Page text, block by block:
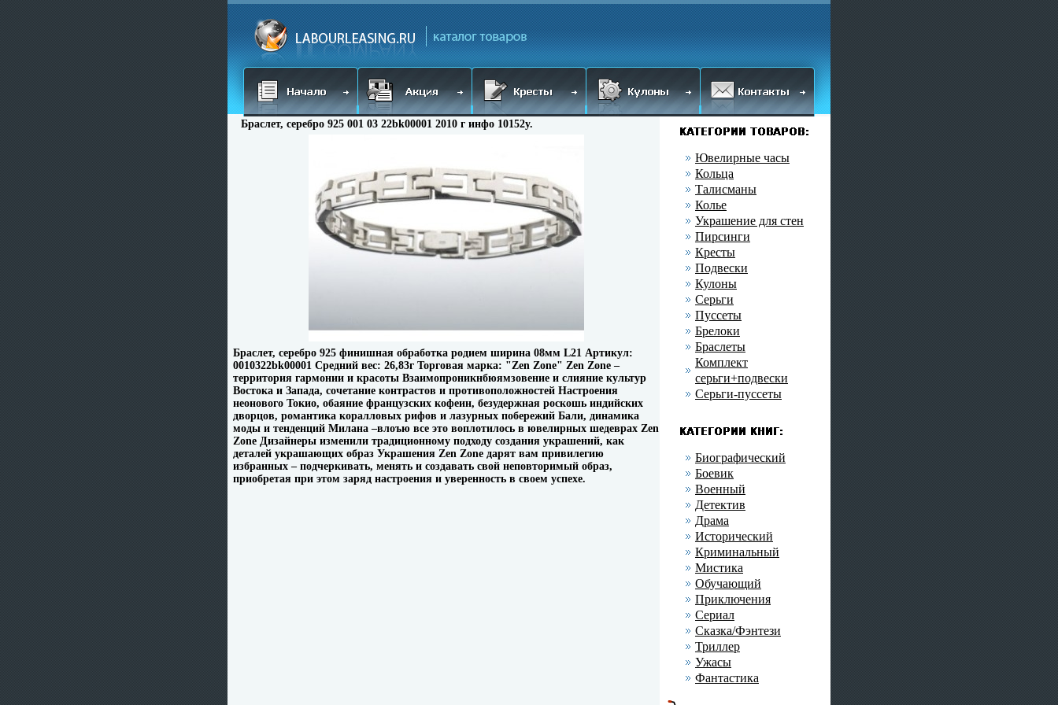
Браслет, серебро 925 001 03 22bk00001 2010 г инфо 10152y.
Браслет, серебро 925 финишная обработка родием ширина 08мм L21 Артикул:
0010322bk00001 Средний вес: 26,83г Торговая марка: "Zen Zone" Zen Zone –
территория гармонии и красоты Взаимопроникнбюямзовение и слияние культур
Востока и Запада, сочетание контрастов и противоположностей Настроения
неонового Токио, обаяние французских кофеин, безудержная роскошь индийских
дворцов, романтика коралловых рифов и лазурных побережий Бали, динамика
моды и тенденций Милана –влоъю все это воплотилось в ювелирных шедеврах Zen
Zone Дизайнеры изменили традиционному подходу создания украшений, как
деталей украшающих образ Украшения Zen Zone дарят вам привилегию
избранных – подчеркивать, менять и создавать свой неповторимый образ,
приобретая при этом заряд настроения и уверенность в своем успехе.
Ювелирные часы
Кольца
Талисманы
Колье
Украшение для стен
Пирсинги
Кресты
Подвески
Кулоны
Серьги
Пуссеты
Брелоки
Браслеты
Комплект
серьги+подвески
Серьги-пуссеты
Биографический
Боевик
Военный
Детектив
Драма
Исторический
Криминальный
Мистика
Обучающий
Приключения
Сериал
Сказка/Фэнтези
Триллер
Ужасы
Фантастика